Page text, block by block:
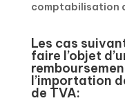
comptabilisation
Les cas
faire l’objet
l’importation
de TVA: